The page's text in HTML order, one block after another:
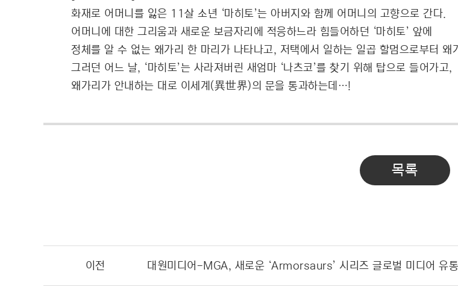
화재로 어머니를 잃은 11살 소년 ‘마히토’는 아버지와 함께 어머니의 고향으로 간다.
어머니에 대한 그리움과 새로운 보금자리에 적응하느라 힘들어하던 ‘마히토’ 앞에
정체를 알 수 없는 왜가리 한 마리가 나타나고, 저택에서 일하는 일곱 할멈으로부터
그러던 어느 날, ‘마히토’는 사라져버린 새엄마 ‘나츠코’를 찾기 위해 탑으로 들어가고,
왜가리가 안내하는 대로 이세계(異世界)의 문을 통과하는데…!
목록
이전 대원미디어-MGA, 새로운 ‘Armorsaurs’ 시리즈 글로벌 미디어 유통